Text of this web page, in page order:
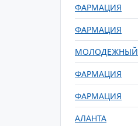
ФАРМАЦИЯ
ФАРМАЦИЯ
МОЛОДЕЖНЫЙ
ФАРМАЦИЯ
ФАРМАЦИЯ
АЛАНТА